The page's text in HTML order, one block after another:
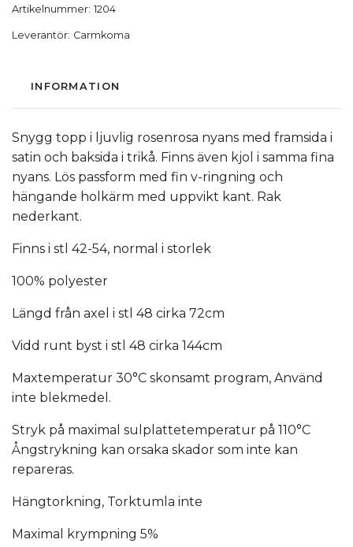
Artikelnummer: 1204
Leverantör: Carmkoma
INFORMATION
Snygg topp i ljuvlig rosenrosa nyans med framsida i
satin och baksida i trikå. Finns även kjol i samma fina
nyans. Lös passform med fin v-ringning och
hängande holkärm med uppvikt kant. Rak
nederkant.
Finns i stl 42-54, normal i storlek
100% polyester
Längd från axel i stl 48 cirka 72cm
Vidd runt byst i stl 48 cirka 144cm
Maxtemperatur 30°C skonsamt program, Använd
inte blekmedel.
Stryk på maximal sulplattetemperatur på 110°C
Ångstrykning kan orsaka skador som inte kan
repareras.
Hängtorkning, Torktumla inte
Maximal krympning 5%